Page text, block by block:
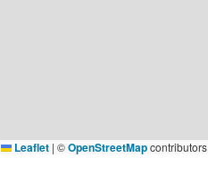
Leaflet | ©OpenStreetMapcontributors